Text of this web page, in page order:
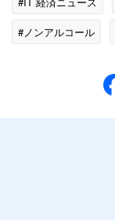
#ノンアルコール